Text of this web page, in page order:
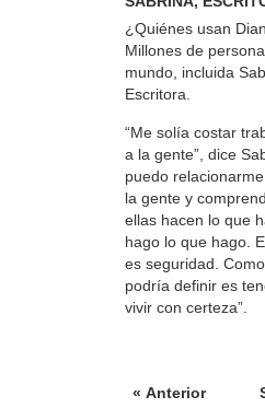
¿Quiénes usan
Millones de
mundo, incluida
Escritora.
“Me solía costar
a la gente”, dice
puedo
la gente y
ellas hacen lo que
hago lo que hago.
es seguridad.
podría definir es
vivir con certeza”.
« Anterior